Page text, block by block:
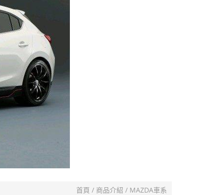
首頁 商品介紹 MAZDA車系